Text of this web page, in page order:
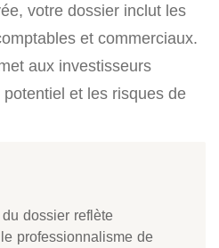
votre dossier inclut les
et commerciaux.
aux investisseurs
et les risques de
dossier reflète
professionnalisme de